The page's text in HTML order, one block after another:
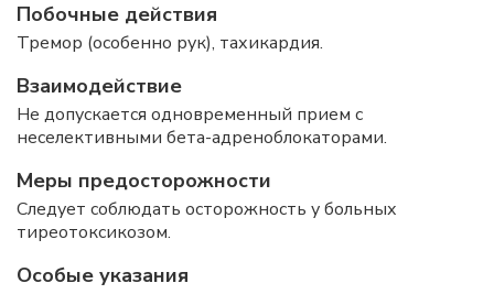
Побочные действия
Тремор (особенно рук), тахикардия.
Взаимодействие
Не допускается одновременный прием с
неселективными бета-адреноблокаторами.
Меры предосторожности
Следует соблюдать осторожность у больных
тиреотоксикозом.
Особые указания